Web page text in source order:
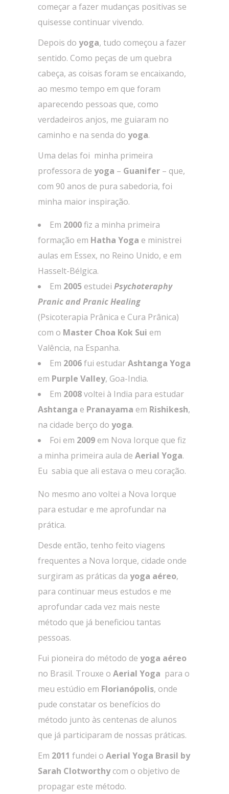
começar a fazer mudanças positivas se
quisesse continuar vivendo.
Depois do yoga, tudo começou a fazer
sentido. Como peças de um quebra
cabeça, as coisas foram se encaixando,
ao mesmo tempo em que foram
aparecendo pessoas que, como
verdadeiros anjos, me guiaram no
caminho e na senda do yoga.
Uma delas foi minha primeira
professora de yoga – Guanifer – que,
com 90 anos de pura sabedoria, foi
minha maior inspiração.
Em 2000fiz a minha primeira
formação em Hatha Yoga e ministrei
aulas em Essex, no Reino Unido, e em
Hasselt-Bélgica.
Em 2005 estudei Psychoteraphy
Pranic and Pranic Healing
(Psicoterapia Prânica e Cura Prânica)
com o Master Choa Kok Sui em
Valência, na Espanha.
Em 2006fui estudarAshtanga Yoga
em Purple Valley, Goa-India.
Em 2008voltei à India para estudar
Ashtanga e Pranayama em Rishikesh,
na cidade berço do yoga.
Foi em 2009 em Nova Iorque que fiz
a minha primeira aula de Aerial Yoga.
Eu sabia que ali estava o meu coração.
No mesmo ano voltei a Nova Iorque
para estudar e me aprofundar na
prática.
Desde então, tenho feito viagens
frequentes a Nova Iorque, cidade onde
surgiram as práticas da yoga aéreo,
para continuar meus estudos e me
aprofundar cada vez mais neste
método que já beneficiou tantas
pessoas.
Fui pioneira do método de yoga aéreo
no Brasil. Trouxe o Aerial Yoga para o
meu estúdio em Florianópolis, onde
pude constatar os benefícios do
método junto às centenas de alunos
que já participaram de nossas práticas.
Em 2011 fundei o Aerial Yoga Brasil by
Sarah Clotworthycom o objetivo de
propagar este método.